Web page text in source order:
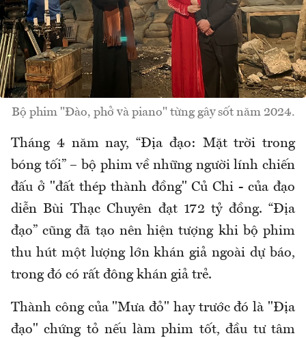
Bộ phim "Đào, phở và piano" từng gây sốt năm 2024.
Tháng 4 năm nay, “Địa đạo: Mặt trời trong
bóng tối” – bộ phim về những người lính chiến
đấu ở "đất thép thành đồng" Củ Chi - của đạo
diễn Bùi Thạc Chuyên đạt 172 tỷ đồng. “Địa
đạo” cũng đã tạo nên hiện tượng khi bộ phim
thu hút một lượng lớn khán giả ngoài dự báo,
trong đó có rất đông khán giả trẻ.
Thành công của "Mưa đỏ" hay trước đó là "Địa
đạo" chứng tỏ nếu làm phim tốt, đầu tư tâm